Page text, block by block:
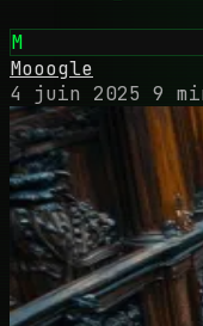
M
Mooogle
4 juin 2025 9